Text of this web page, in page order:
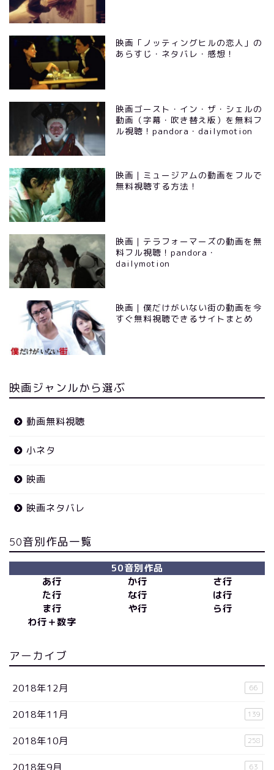
映画「ノッティングヒルの恋人」の
あらすじ・ネタバレ・感想！
映画ゴースト・イン・ザ・シェルの
動画（字幕・吹き替え版）を無料フ
ル視聴！pandora・dailymotion
映画｜ミュージアムの動画をフルで
無料視聴する方法！
映画｜テラフォーマーズの動画を無
料フル視聴！pandora・
dailymotion
映画｜僕だけがいない街の動画を今
すぐ無料視聴できるサイトまとめ
映画ジャンルから選ぶ
動画無料視聴
小ネタ
映画
映画ネタバレ
50音別作品一覧
50音別作品
あ行
か行
さ行
た行
な行
は行
ま行
や行
ら行
わ行＋数字
アーカイブ
2018年12月 66
2018年11月 139
2018年10月 258
2018年9月 63